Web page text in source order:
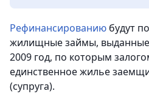
Рефинансированию будут
жилищные займы, выданные
2009 год, по которым
единственное жилье
(супруга).